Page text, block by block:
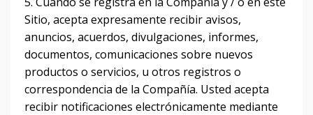
Sitio, acepta expresamente recibir avisos,
anuncios, acuerdos, divulgaciones, informes,
documentos, comunicaciones sobre nuevos
productos o servicios, u otros registros o
correspondencia de la Compañía. Usted acepta
recibir notificaciones electrónicamente mediante